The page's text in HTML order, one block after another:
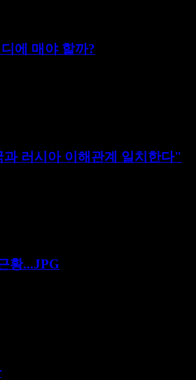
에 매야 할까?
러시아 이해관계 일치한다"
황...JPG